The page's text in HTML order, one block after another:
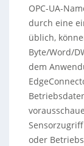
OPC-UA-
durch eine
üblich,
Byte/Word/
dem
oder